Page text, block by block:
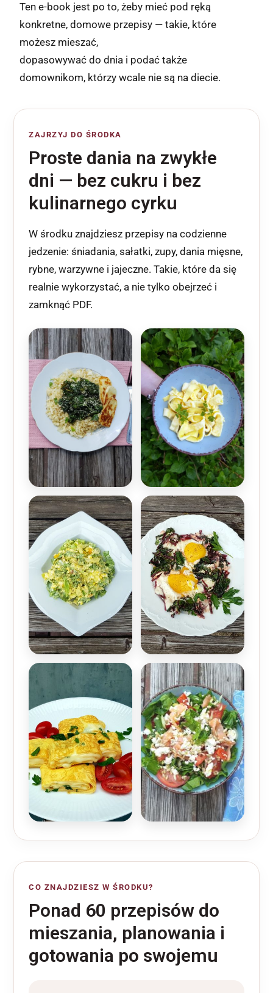
Ten e-book jest po to, żeby mieć pod ręką
konkretne, domowe przepisy — takie, które
możesz mieszać,
dopasowywać do dnia i podać także
domownikom, którzy wcale nie są na diecie.
ZAJRZYJ DO ŚRODKA
Proste dania na zwykłe
dni — bez cukru i bez
kulinarnego cyrku
W środku znajdziesz przepisy na codzienne
jedzenie: śniadania, sałatki, zupy, dania mięsne,
rybne, warzywne i jajeczne. Takie, które da się
realnie wykorzystać, a nie tylko obejrzeć i
zamknąć PDF.
CO ZNAJDZIESZ W ŚRODKU?
Ponad 60 przepisów do
mieszania, planowania i
gotowania po swojemu